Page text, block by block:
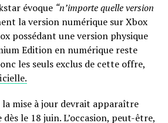
évoque “n’importe quelle version
la version numérique sur Xbox
possédant une version physique
Edition en numérique reste
les seuls exclus de cette offre,
mise à jour devrait apparaître
le 18 juin. L’occasion, peut-être,